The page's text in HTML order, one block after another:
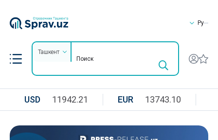
Ру
Ташкент
USD 11942.21 EUR 13743.10